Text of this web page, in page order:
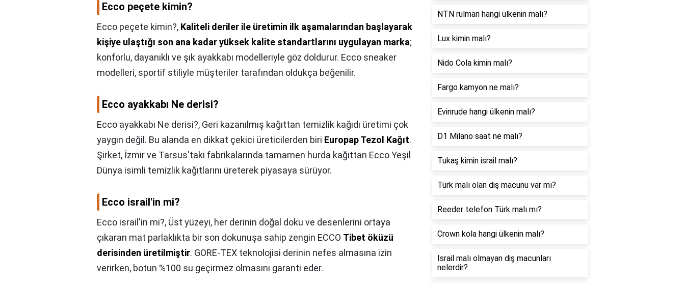
Ecco peçete kimin?
Ecco peçete kimin?, Kaliteli deriler ile üretimin ilk aşamalarından başlayarak
kişiye ulaştığı son ana kadar yüksek kalite standartlarını uygulayan marka;
konforlu, dayanıklı ve şık ayakkabı modelleriyle göz doldurur. Ecco sneaker
modelleri, sportif stiliyle müşteriler tarafından oldukça beğenilir.
Ecco ayakkabı Ne derisi?
Ecco ayakkabı Ne derisi?, Geri kazanılmış kağıttan temizlik kağıdı üretimi çok
yaygın değil. Bu alanda en dikkat çekici üreticilerden biri Europap Tezol Kağıt.
Şirket, İzmir ve Tarsus'taki fabrikalarında tamamen hurda kağıttan Ecco Yeşil
Dünya isimli temizlik kağıtlarını üreterek piyasaya sürüyor.
Ecco israil'in mi?
Ecco israil'in mi?, Üst yüzeyi, her derinin doğal doku ve desenlerini ortaya
çıkaran mat parlaklıkta bir son dokunuşa sahip zengin ECCO Tibet öküzü
derisinden üretilmiştir. GORE-TEX teknolojisi derinin nefes almasına izin
verirken, botun %100 su geçirmez olmasını garanti eder.
NTN rulman hangi ülkenin malı?
Lux kimin malı?
Nido Cola kimin malı?
Fargo kamyon ne malı?
Evinrude hangi ülkenin malı?
D1 Milano saat ne malı?
Tukaş kimin israil malı?
Türk malı olan diş macunu var mı?
Reeder telefon Türk malı mı?
Crown kola hangi ülkenin malı?
Israil malı olmayan diş macunları
nelerdir?